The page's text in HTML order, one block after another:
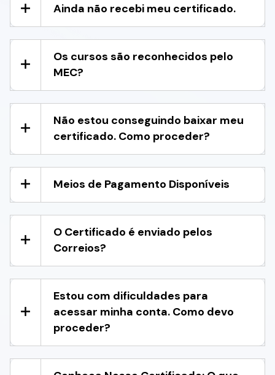
Ainda não recebi meu certificado.
Os cursos são reconhecidos pelo
MEC?
Não estou conseguindo baixar meu
certificado. Como proceder?
Meios de Pagamento Disponíveis
O Certificado é enviado pelos
Correios?
Estou com dificuldades para
acessar minha conta. Como devo
proceder?